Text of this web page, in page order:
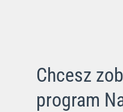
Chcesz
program